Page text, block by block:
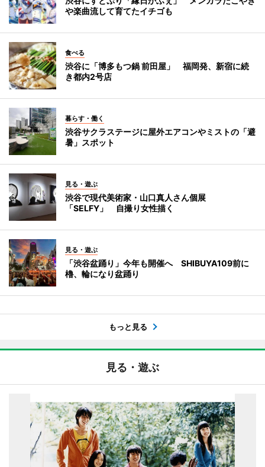
や楽曲流して育てたイチゴも
食べる
渋谷に「博多もつ鍋 前田屋」 福岡発、新宿に続
き都内2号店
暮らす・働く
渋谷サクラステージに屋外エアコンやミストの「避
暑」スポット
見る・遊ぶ
渋谷で現代美術家・山口真人さん個展
「SELFY」 自撮り女性描く
見る・遊ぶ
「渋谷盆踊り」今年も開催へ SHIBUYA109前に
櫓、輪になり盆踊り
もっと見る
見る・遊ぶ